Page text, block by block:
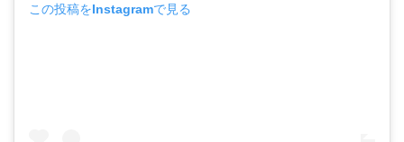
この投稿をInstagramで見る